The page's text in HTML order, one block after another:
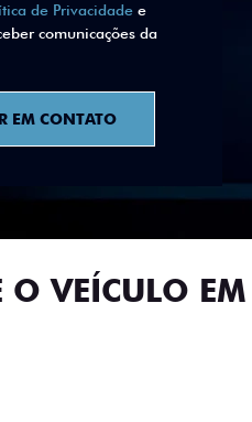
de Privacidade e
comunicações da
EM CONTATO
O VEÍCULO